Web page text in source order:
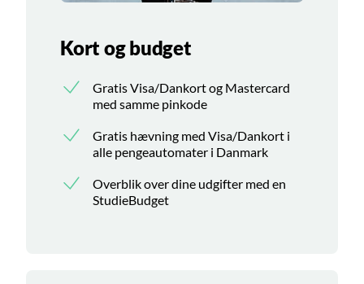
Kort og budget
Gratis Visa/Dankort og Mastercard
med samme pinkode
Gratis hævning med Visa/Dankort i
alle pengeautomater i Danmark
Overblik over dine udgifter med en
StudieBudget